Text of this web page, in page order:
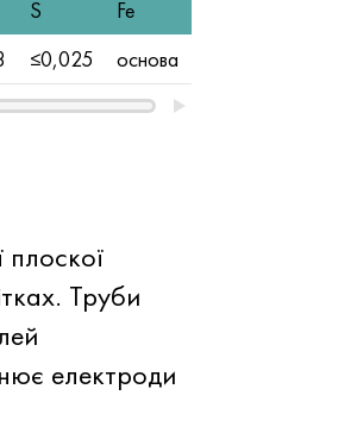
S
Fe
≤0,025 основа
Труби
електроди